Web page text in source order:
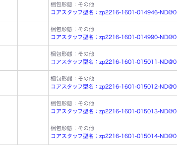
梱包形態：その他
コアスタッフ型名：zp2216-1601-014946-ND@0
梱包形態：その他
コアスタッフ型名：zp2216-1601-014990-ND@0
梱包形態：その他
コアスタッフ型名：zp2216-1601-015011-ND@0
梱包形態：その他
コアスタッフ型名：zp2216-1601-015012-ND@0
梱包形態：その他
コアスタッフ型名：zp2216-1601-015013-ND@0
梱包形態：その他
コアスタッフ型名：zp2216-1601-015014-ND@0